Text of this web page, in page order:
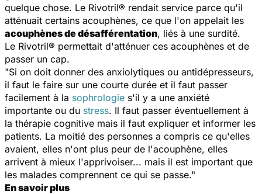
quelque chose. Le Rivotril® rendait service parce qu'il
atténuait certains acouphènes, ce que l'on appelait les
acouphènes de désafférentation, liés à une surdité.
Le Rivotril® permettait d'atténuer ces acouphènes et de
passer un cap.
"Si on doit donner des anxiolytiques ou antidépresseurs,
il faut le faire sur une courte durée et il faut passer
facilement à la sophrologie s'il y a une anxiété
importante ou du stress. Il faut passer éventuellement à
la thérapie cognitive mais il faut expliquer et informer les
patients. La moitié des personnes a compris ce qu'elles
avaient, elles n'ont plus peur de l'acouphène, elles
arrivent à mieux l'apprivoiser... mais il est important que
les malades comprennent ce qui se passe."
En savoir plus